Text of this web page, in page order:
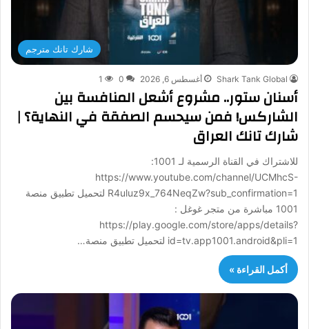
شارك تانك مترجم
Shark Tank Global أغسطس 6, 2026 0
1
أسنان ستور.. مشروع أشعل المنافسة بين
الشاركس! فمن سيحسم الصفقة في النهاية؟ |
شارك تانك العراق
للاشتراك في القناة الرسمية لـ 1001:
https://www.youtube.com/channel/UCMhcS-
R4uluz9x_764NeqZw?sub_confirmation=1 لتحميل تطبيق منصة
1001 مباشرة من متجر غوغل :
https://play.google.com/store/apps/details?
id=tv.app1001.android&pli=1 لتحميل تطبيق منصة…
أكمل القراءة »